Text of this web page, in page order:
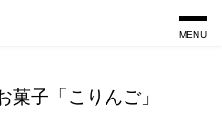
MENU
子「こりんご」